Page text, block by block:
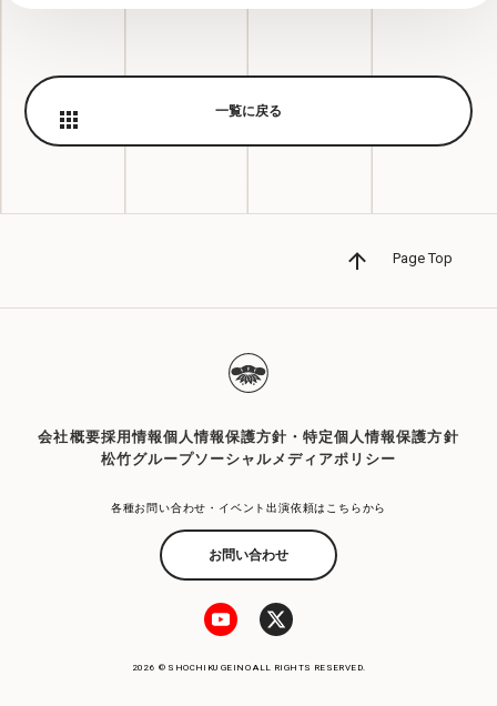
一覧に戻る
Page Top
会社概要採用情報個人情報保護方針・特定個人情報保護方針
松竹グループソーシャルメディアポリシー
各種お問い合わせ・イベント出演依頼はこちらから
お問い合わせ
2026 © SHOCHIKU GEINO ALL RIGHTS RESERVED.